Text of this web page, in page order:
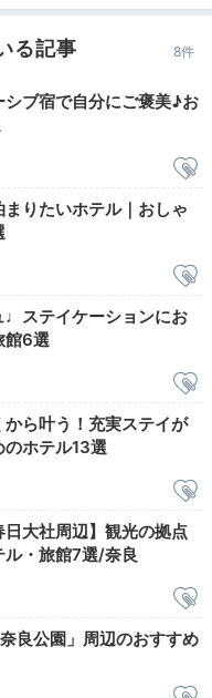
改めてお祝い
ンクを客室に
再び乾杯しま
る記事 8件
ブ宿で自分にご褒美♪お
まりたいホテル｜おしゃ
♩ステイケーションにお
館6選
から叶う！充実ステイが
ホテル13選
日大社周辺】観光の拠点
・旅館7選/奈良
良公園」周辺のおすすめ